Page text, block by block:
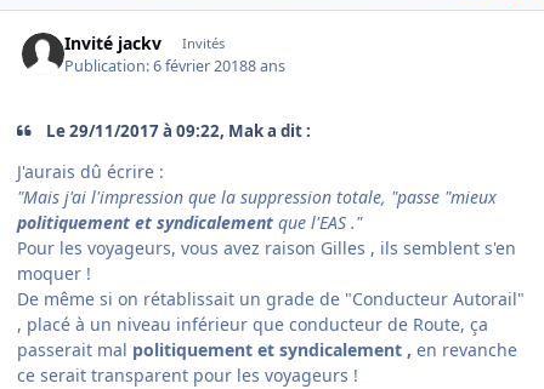
Invité jackv Invités
Publication:6 février 20188 ans
Le ‎29‎/‎11‎/‎2017 à 09:22, Mak a dit :
J'aurais dû écrire :
"Mais j'ai l'impression que la suppression totale, "passe "mieux
politiquement et syndicalement que l'EAS ."
Pour les voyageurs, vous avez raison Gilles , ils semblent s'en
moquer !
De même si on rétablissait un grade de "Conducteur Autorail"
, placé à un niveau inférieur que conducteur de Route, ça
passerait mal politiquement et syndicalement , en revanche
ce serait transparent pour les voyageurs !